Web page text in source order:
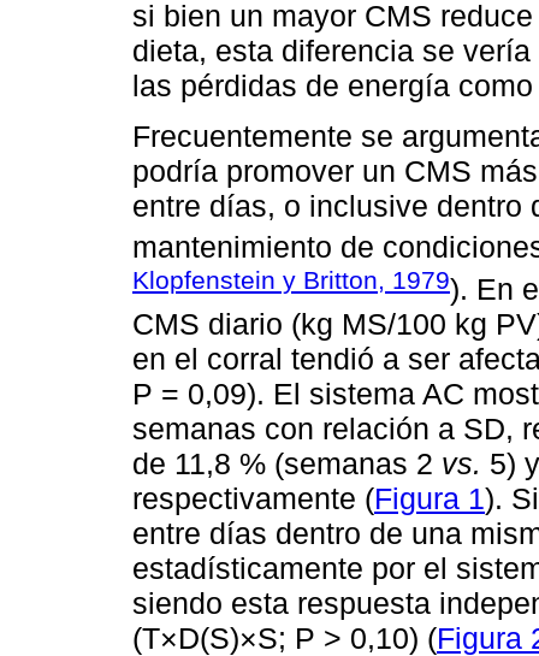
si bien un mayor CMS
dieta, esta diferencia se
las pérdidas de energía
Frecuentemente se
podría promover un CMS
entre días, o inclusive dentro
mantenimiento de
Klopfenstein y Britton, 1979). En
CMS diario (kg MS/100 kg
en el corral tendió a ser
P = 0,09). El sistema AC
semanas con relación a SD,
de 11,8 % (semanas 2 vs. 5)
respectivamente (Figura 1).
entre días dentro de una
estadísticamente por el
siendo esta respuesta
(T×D(S)×S; P > 0,10) (Figura